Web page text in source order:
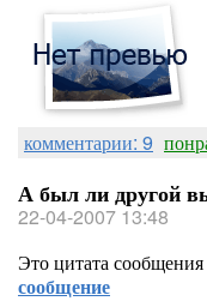
комментарии: 9
А был ли другой
22-04-2007 13:48
Это цитата сообщения
сообщение